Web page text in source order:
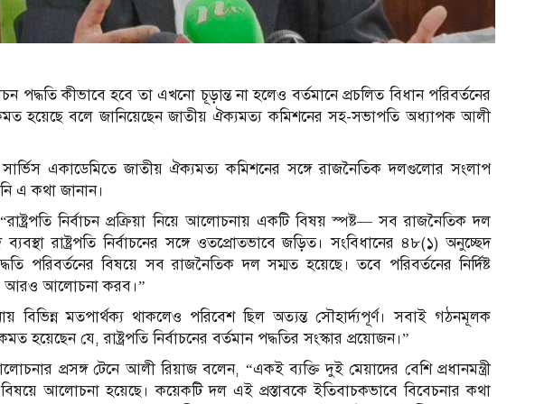
পদ্ধতি কীভাবে হবে তা এখনো চূড়ান্ত না হলেও বর্তমানে প্রচলিত বিধান পরিবর্তনের
হয়েছে বলে জানিয়েছেন জাতীয় ঐক্যমত্য কমিশনের সহ-সভাপতি অধ্যাপক আলী
একাডেমিতে জাতীয় ঐক্যমত্য কমিশনের সঙ্গে রাজনৈতিক দলগুলোর সংলাপ
এ কথা জানান।
নির্বাচন প্রক্রিয়া নিয়ে আলোচনায় একটি বিষয় স্পষ্ট— সব রাজনৈতিক দল
রাষ্ট্রপতি নির্বাচনের সঙ্গে ওতপ্রোতভাবে জড়িত। সংবিধানের ৪৮(১) অনুচ্ছেদ
পরিবর্তনের বিষয়ে সব রাজনৈতিক দল সম্মত হয়েছে। তবে পরিবর্তনের নির্দিষ্ট
আরও আলোচনা করব।”
মতপার্থক্য থাকলেও পরিবেশ ছিল অত্যন্ত সৌহার্দ্যপূর্ণ। সবাই গঠনমূলক
যে, রাষ্ট্রপতি নির্বাচনের বর্তমান পদ্ধতির সংস্কার প্রয়োজন।”
প্রসঙ্গ টেনে আলী রিয়াজ বলেন, “একই ব্যক্তি দুই মেয়াদের বেশি প্রধানমন্ত্রী
আলোচনা হয়েছে। কয়েকটি দল এই প্রস্তাবকে ইতিবাচকভাবে বিবেচনার কথা